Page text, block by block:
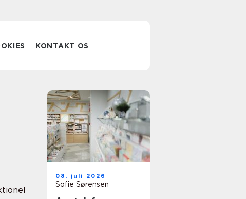
KONTAKT OS
08. juli 2026
Sofie Sørensen